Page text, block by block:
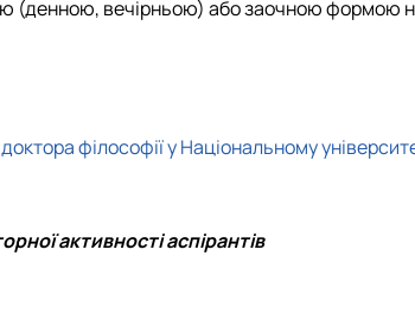
(денною, вечірньою) або заочною формою
філософії у Національному
активності аспірантів